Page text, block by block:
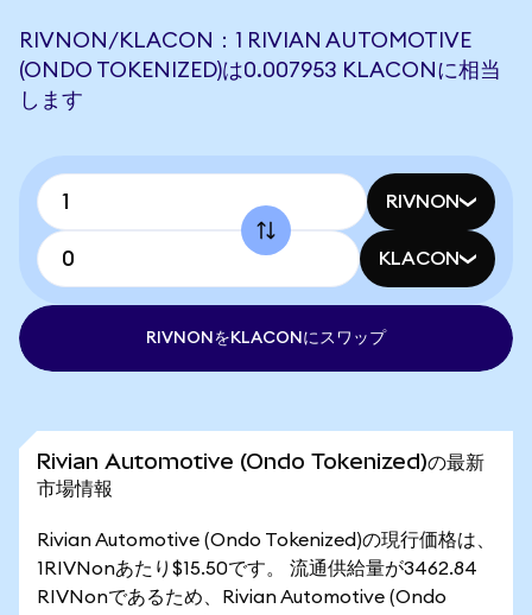
RIVNON/KLACON：1 RIVIAN AUTOMOTIVE
(ONDO TOKENIZED)は0.007953 KLACONに相当
します
RIVNON
KLACON
RIVNONをKLACONにスワップ
Rivian Automotive (Ondo Tokenized)の最新
市場情報
Rivian Automotive (Ondo Tokenized)の現行価格は、
1RIVNonあたり$15.50です。 流通供給量が3462.84
RIVNonであるため、Rivian Automotive (Ondo